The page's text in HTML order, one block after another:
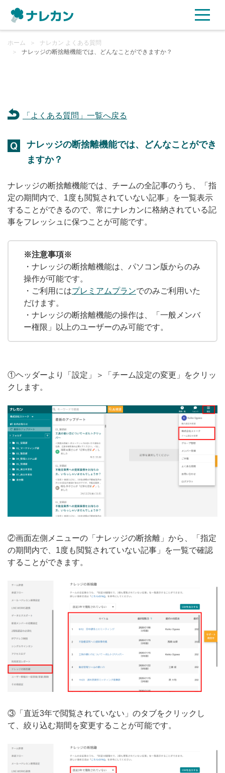
ご利用プラン
充実サポート
よくある質問
資料ダウンロード
ログイン
ホーム ＞
ナレカン よくある質問
＞
ナレッジの断捨離機能では、どんなことができますか？
「よくある質問」一覧へ戻る
ナレッジの断捨離機能では、どんなことができ
ますか？
ナレッジの断捨離機能では、チームの全記事のうち、「指
定の期間内で、1度も閲覧されていない記事」を一覧表示
することができるので、常にナレカンに格納されている記
事をフレッシュに保つことが可能です。
※注意事項※
・ナレッジの断捨離機能は、パソコン版からのみ
操作が可能です。
・ご利用にはプレミアムプランでのみご利用いた
だけます。
・ナレッジの断捨離機能の操作は、「一般メンバ
ー権限」以上のユーザーのみ可能です。
①ヘッダーより「設定」＞「チーム設定の変更」をクリッ
クします。
②画面左側メニューの「ナレッジの断捨離」から、「指定
の期間内で、1度も閲覧されていない記事」を一覧で確認
することができます。
③「直近3年で閲覧されていない」のタブをクリックし
て、絞り込む期間を変更することが可能です。